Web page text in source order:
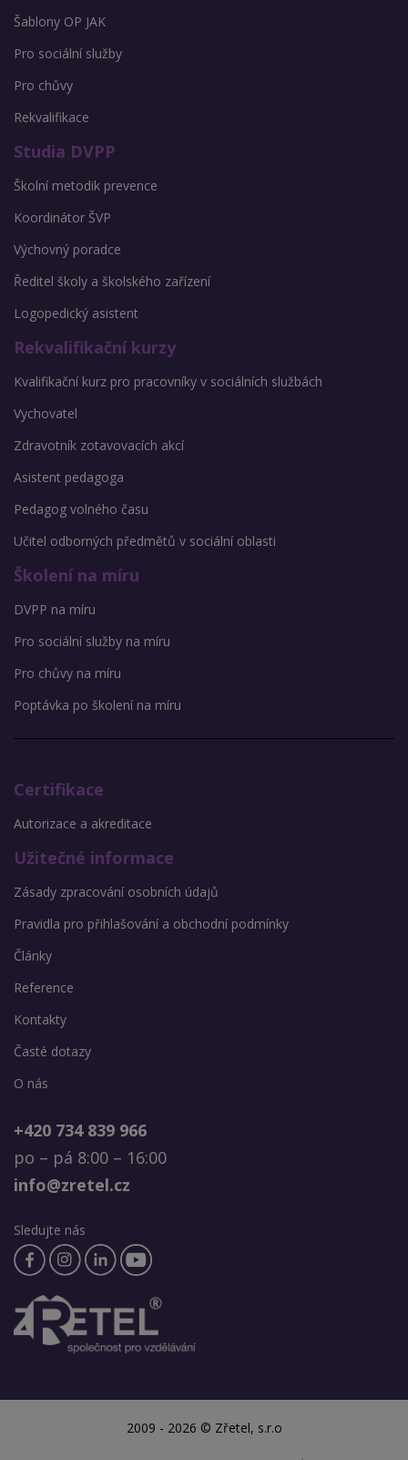
Šablony OP JAK
Pro sociální služby
Pro chůvy
Rekvalifikace
Studia DVPP
Školní metodik prevence
Koordinátor ŠVP
Výchovný poradce
Ředitel školy a školského zařízení
Logopedický asistent
Rekvalifikační kurzy
Kvalifikační kurz pro pracovníky v sociálních službách
Vychovatel
Zdravotník zotavovacích akcí
Asistent pedagoga
Pedagog volného času
Učitel odborných předmětů v sociální oblasti
Školení na míru
DVPP na míru
Pro sociální služby na míru
Pro chůvy na míru
Poptávka po školení na míru
Certifikace
Autorizace a akreditace
Užitečné informace
Zásady zpracování osobních údajů
Pravidla pro přihlašování a obchodní podmínky
Články
Reference
Kontakty
Časté dotazy
O nás
+420 734 839 966
po – pá 8:00 – 16:00
info@zretel.cz
Sledujte nás
2009 - 2026 © Zřetel, s.r.o